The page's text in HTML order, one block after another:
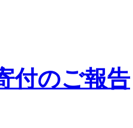
のご報告